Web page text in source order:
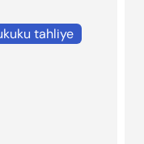
tahliye